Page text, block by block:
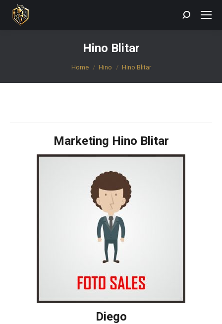
Search:
Hino Blitar
You are here:
Home Hino Hino Blitar
Marketing Hino Blitar
Diego